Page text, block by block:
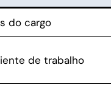
do cargo
de trabalho